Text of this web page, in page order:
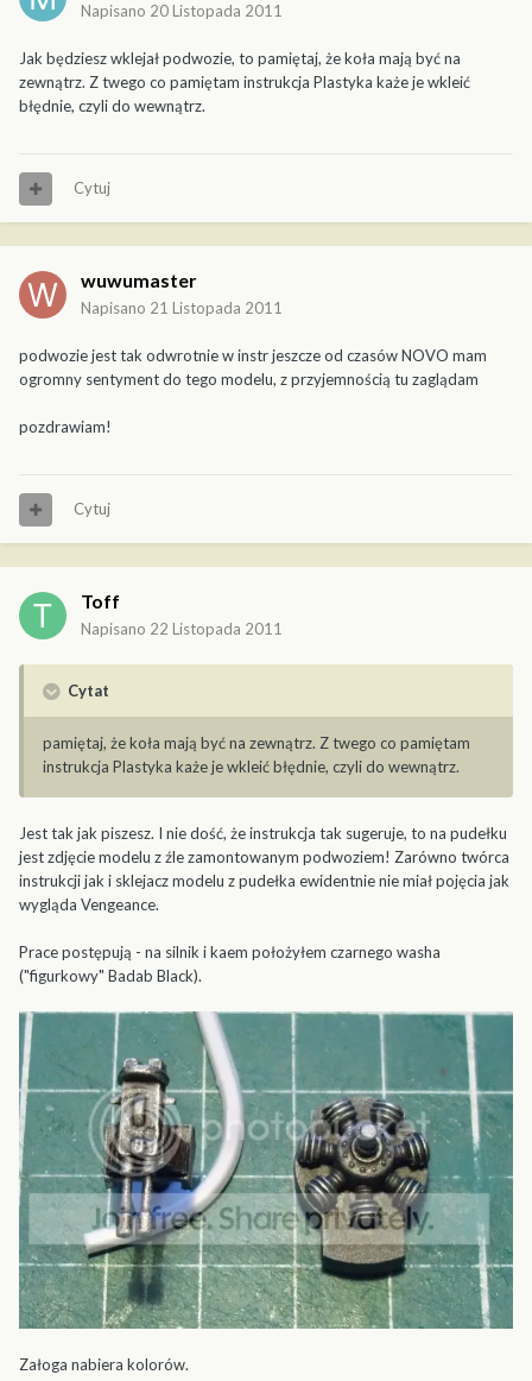
Napisano 20 Listopada 2011
Jak będziesz wklejał podwozie, to pamiętaj, że koła mają być na
zewnątrz. Z twego co pamiętam instrukcja Plastyka każe je wkleić
błędnie, czyli do wewnątrz.
Cytuj
wuwumaster
Napisano 21 Listopada 2011
podwozie jest tak odwrotnie w instr jeszcze od czasów NOVO mam
ogromny sentyment do tego modelu, z przyjemnością tu zaglądam
pozdrawiam!
Cytuj
Toff
Napisano 22 Listopada 2011
Cytat
pamiętaj, że koła mają być na zewnątrz. Z twego co pamiętam
instrukcja Plastyka każe je wkleić błędnie, czyli do wewnątrz.
Jest tak jak piszesz. I nie dość, że instrukcja tak sugeruje, to na pudełku
jest zdjęcie modelu z źle zamontowanym podwoziem! Zarówno twórca
instrukcji jak i sklejacz modelu z pudełka ewidentnie nie miał pojęcia jak
wygląda Vengeance.
Prace postępują - na silnik i kaem położyłem czarnego washa
("figurkowy" Badab Black).
Załoga nabiera kolorów.